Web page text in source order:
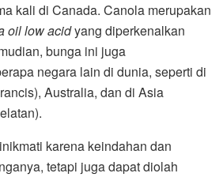
kali di Canada. Canola merupakan
oil low acidyang diperkenalkan
bunga ini juga
negara lain di dunia, seperti di
Australia, dan di Asia
karena keindahan dan
tetapi juga dapat diolah